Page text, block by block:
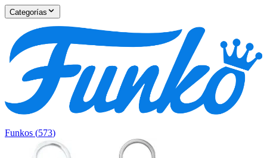
Categorías
Funkos (573)